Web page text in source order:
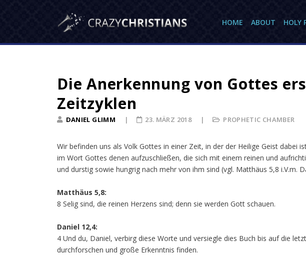
HOME ABOUT HOLY
Die Anerkennung von Gottes
Zeitzyklen
DANIEL GLIMM PROPHETIC CHAMBER
23. MÄRZ 2018
Wir befinden uns als Volk Gottes in einer Zeit, in der der Heilige Geist dabei
im Wort Gottes denen aufzuschließen, die sich mit einem reinen und
und durstig sowie hungrig nach mehr von ihm sind (vgl. Matthäus 5,8 i.V.m.
Matthäus 5,8:
8 Selig sind, die reinen Herzens sind; denn sie werden Gott schauen.
Daniel 12,4:
4 Und du, Daniel, verbirg diese Worte und versiegle dies Buch bis auf die
durchforschen und große Erkenntnis finden.